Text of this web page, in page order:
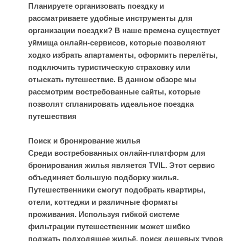
Планируете организовать поездку и
рассматриваете удобные инструменты для
организации поездки? В наше времена существует
уймища онлайн-сервисов, которые позволяют
ходко избрать апартаменты, оформить перелёты,
подключить туристическую страховку или
отыскать путешествие. В данном обзоре мы
рассмотрим востребованные сайты, которые
позволят спланировать идеальное поездка
путешествия
Поиск и бронирование жилья
Среди востребованных онлайн-платформ для
бронирования жилья является TVIL. Этот сервис
объединяет большую подборку жилья.
Путешественники смогут подобрать квартиры,
отели, коттеджи и различные форматы
проживания. Используя гибкой системе
фильтрации путешественник может шибко
поджать подходящее жильё. поиск дешевых туров